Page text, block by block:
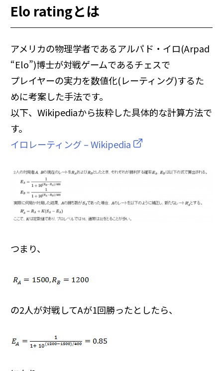
Elo ratingとは
アメリカの物理学者であるアルパド・イロ(Arpad
“Elo”)博士が対戦ゲームであるチェスで
プレイヤーの実力を数値化(レーティング)するた
めに考案した手法です。
以下、Wikipediaから抜粋した具体的な計算方法で
す。
イロレーティング – Wikipedia
つまり、
の2人が対戦してAが1回勝ったとしたら、